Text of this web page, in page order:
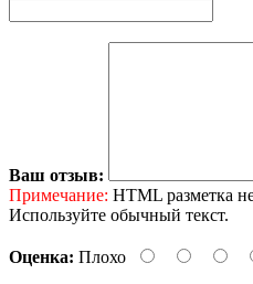
Ваш отзыв:
Примечание: HTML разметка
Используйте обычный текст.
Оценка: Плохо